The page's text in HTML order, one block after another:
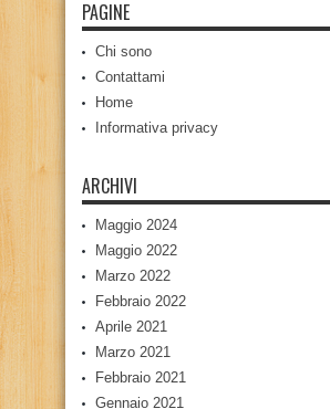
PAGINE
Chi sono
Contattami
Home
Informativa privacy
ARCHIVI
Maggio 2024
Maggio 2022
Marzo 2022
Febbraio 2022
Aprile 2021
Marzo 2021
Febbraio 2021
Gennaio 2021